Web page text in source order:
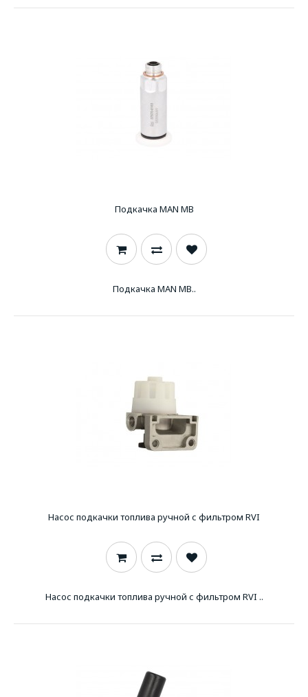
Подкачка MAN MB
Подкачка MAN MB..
Насос подкачки топлива ручной с фильтром RVI
Насос подкачки топлива ручной с фильтром RVI ..